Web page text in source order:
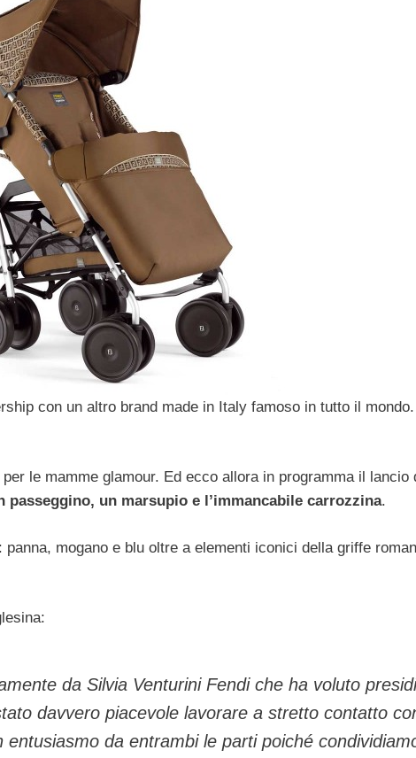
con un altro brand made in Italy famoso in tutto il
le mamme glamour. Ed ecco allora in programma il lancio
passeggino, un marsupio e l’immancabile carrozzina.
mogano e blu oltre a elementi iconici della griffe
da Silvia Venturini Fendi che ha voluto
davvero piacevole lavorare a stretto contatto
da entrambi le parti poiché